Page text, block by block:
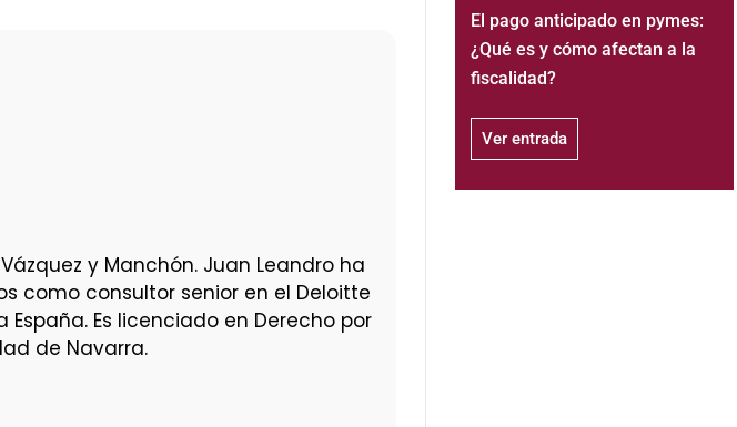
y Manchón. Juan Leandro ha
como consultor senior en el Deloitte
Es licenciado en Derecho por
de Navarra.
El pago anticipado en pymes:
¿Qué es y cómo afectan a la
fiscalidad?
Ver entrada